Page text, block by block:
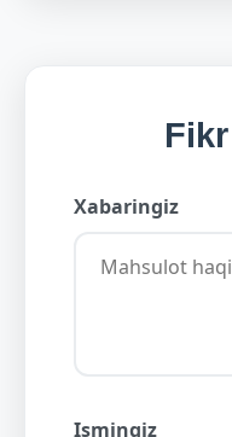
Xabaringiz
Ismingiz